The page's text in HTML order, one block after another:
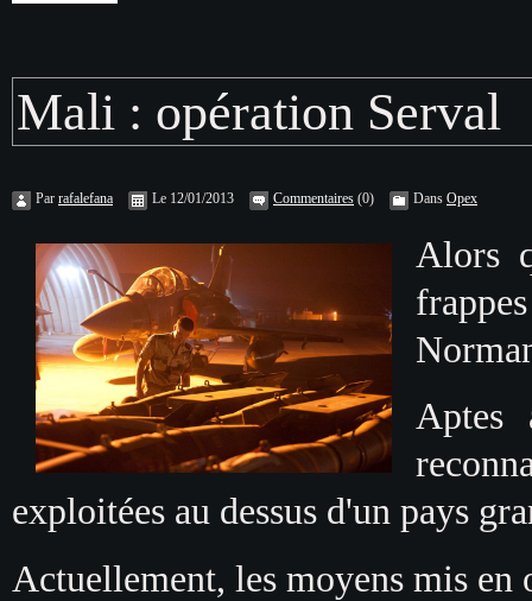
Mali : opération Serval
Par rafalefana Le 12/01/2013 Commentaires (0) Dans Opex
Alors
Aptes
exploitées au dessus d'un pays
Actuellement, les moyens mis en